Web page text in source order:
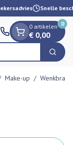
Snelle
Zoek
0 artikelen
€ 0,00
0
Make-up /